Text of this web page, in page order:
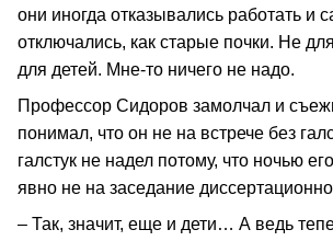
они иногда отказывались работать и
отключались, как старые почки. Не
для детей. Мне-то ничего не надо.
Профессор Сидоров замолчал и
понимал, что он не на встрече без
галстук не надел потому, что ночью
явно не на заседание
– Так, значит, еще и дети… А ведь